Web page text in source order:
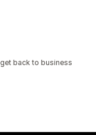
back to business